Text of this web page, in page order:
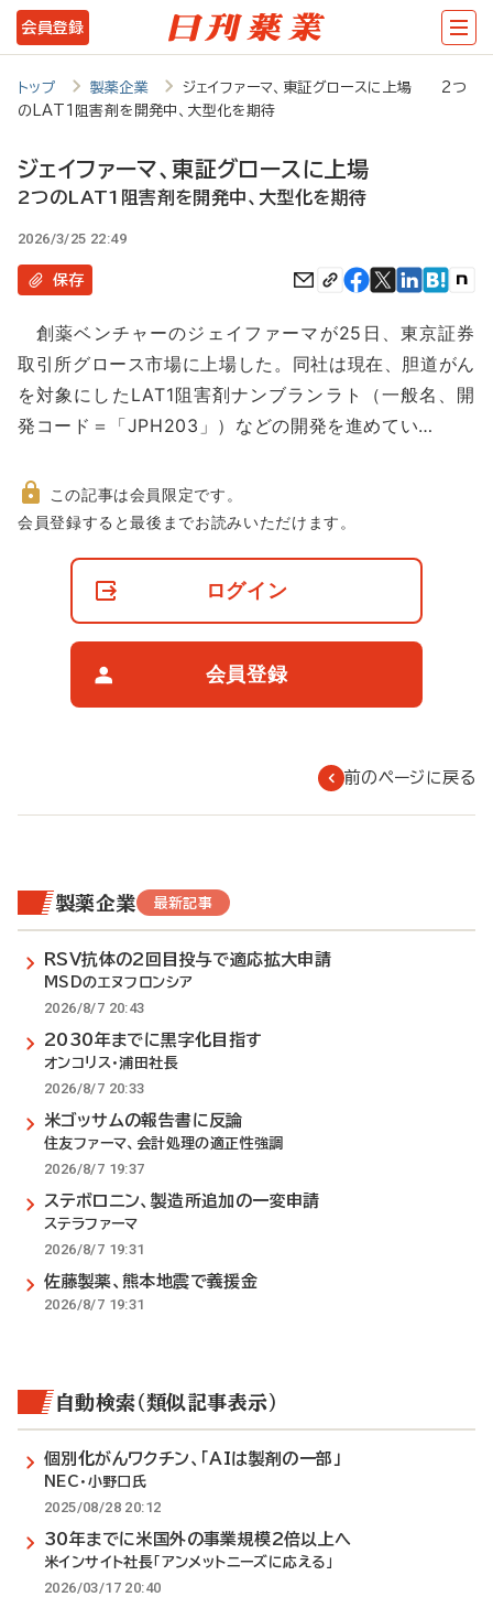
メ
イ
テ
ツ
に
動
会員登録
トップ 製薬企業
ジェイファーマ、東証グロースに上場 2つ
のLAT1阻害剤を開発中、大型化を期待
ジェイファーマ、東証グロースに上場
2つのLAT1阻害剤を開発中、大型化を期待
2026/3/25 22:49
保存
創薬ベンチャーのジェイファーマが25日、東京証券
取引所グロース市場に上場した。同社は現在、胆道がん
を対象にしたLAT1阻害剤ナンブランラト（一般名、開
発コード＝「JPH203」）などの開発を進めてい…
非
この記事は会員限定です。
会員登録すると最後までお読みいただけます。
ログイン
会員登録
前のページに戻る
製薬企業 最新記事
RSV抗体の2回目投与で適応拡大申請
MSDのエヌフロンシア
2026/8/7 20:43
2030年までに黒字化目指す
オンコリス・浦田社長
2026/8/7 20:33
米ゴッサムの報告書に反論
住友ファーマ、会計処理の適正性強調
2026/8/7 19:37
ステボロニン、製造所追加の一変申請
ステラファーマ
2026/8/7 19:31
佐藤製薬、熊本地震で義援金
2026/8/7 19:31
自動検索（類似記事表示）
個別化がんワクチン、「AIは製剤の一部」
NEC・小野口氏
2025/08/28 20:12
30年までに米国外の事業規模2倍以上へ
米インサイト社長「アンメットニーズに応える」
2026/03/17 20:40